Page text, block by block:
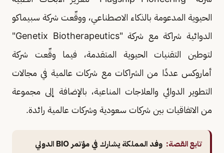
الحيوية المدعومة بالذكاء الاصطناعي، ووقّعت شركة سبيماكو
الدوائية شراكة مع شركة "Genetix Biotherapeutics"
لتوطين التقنيات الحيوية المتقدمة، فيما وقّعت شركة
أماروكس عددًا من الشراكات مع شركات عالمية في مجالات
التطوير الدوائي والعلاجات المناعية، بالإضافة إلى مجموعة
من الاتفاقيات بين شركات سعودية وشركات عالمية رائدة.
تابع القصة:
وفد المملكة يشارك في مؤتمر BIO الدولي